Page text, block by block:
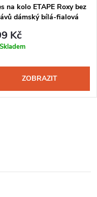
na kolo ETAPE Roxy bez
dámský bílá-fialová
Kč
Skladem
ZOBRAZIT